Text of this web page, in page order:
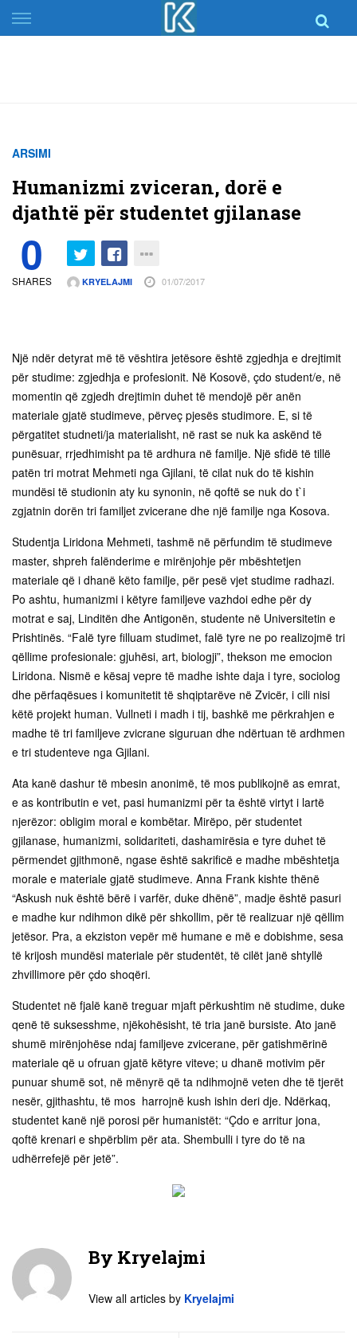
Skip
to
ARSIMI
Humanizmi zviceran, dorë e
djathtë për studentet gjilanase
0
SHARES KRYELAJMI 01/07/2017
Një ndër detyrat më të vështira jetësore është zgjedhja e drejtimit
për studime: zgjedhja e profesionit. Në Kosovë, çdo student/e, në
momentin që zgjedh drejtimin duhet të mendojë për anën
materiale gjatë studimeve, përveç pjesës studimore. E, si të
përgatitet studneti/ja materialisht, në rast se nuk ka askënd të
punësuar, rrjedhimisht pa të ardhura në familje. Një sfidë të tillë
patën tri motrat Mehmeti nga Gjilani, të cilat nuk do të kishin
mundësi të studionin aty ku synonin, në qoftë se nuk do t`i
zgjatnin dorën tri familjet zvicerane dhe një familje nga Kosova.
Studentja Liridona Mehmeti, tashmë në përfundim të studimeve
master, shpreh falënderime e mirënjohje për mbështetjen
materiale që i dhanë këto familje, për pesë vjet studime radhazi.
Po ashtu, humanizmi i këtyre familjeve vazhdoi edhe për dy
motrat e saj, Linditën dhe Antigonën, studente në Universitetin e
Prishtinës. “Falë tyre filluam studimet, falë tyre ne po realizojmë tri
qëllime profesionale: gjuhësi, art, biologji”, thekson me emocion
Liridona. Nismë e kësaj vepre të madhe ishte daja i tyre, sociolog
dhe përfaqësues i komunitetit të shqiptarëve në Zvicër, i cili nisi
këtë projekt human. Vullneti i madh i tij, bashkë me përkrahjen e
madhe të tri familjeve zvicrane siguruan dhe ndërtuan të ardhmen
e tri studenteve nga Gjilani.
Ata kanë dashur të mbesin anonimë, të mos publikojnë as emrat,
e as kontributin e vet, pasi humanizmi për ta është virtyt i lartë
njerëzor: obligim moral e kombëtar. Mirëpo, për studentet
gjilanase, humanizmi, solidariteti, dashamirësia e tyre duhet të
përmendet gjithmonë, ngase është sakrificë e madhe mbështetja
morale e materiale gjatë studimeve. Anna Frank kishte thënë
“Askush nuk është bërë i varfër, duke dhënë”, madje është pasuri
e madhe kur ndihmon dikë për shkollim, për të realizuar një qëllim
jetësor. Pra, a ekziston vepër më humane e më e dobishme, sesa
të krijosh mundësi materiale për studentët, të cilët janë shtyllë
zhvillimore për çdo shoqëri.
Studentet në fjalë kanë treguar mjaft përkushtim në studime, duke
qenë të suksesshme, njëkohësisht, të tria janë bursiste. Ato janë
shumë mirënjohëse ndaj familjeve zvicerane, për gatishmërinë
materiale që u ofruan gjatë këtyre viteve; u dhanë motivim për
punuar shumë sot, në mënyrë që ta ndihmojnë veten dhe të tjerët
nesër, gjithashtu, të mos harrojnë kush ishin deri dje. Ndërkaq,
studentet kanë një porosi për humanistët: “Çdo e arritur jona,
qoftë krenari e shpërblim për ata. Shembulli i tyre do të na
udhërrefejë për jetë”.
By Kryelajmi
View all articles by Kryelajmi